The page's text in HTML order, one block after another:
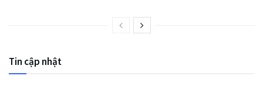
Tin cập nhật